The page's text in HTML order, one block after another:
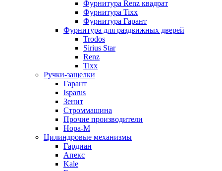
Фурнитура Renz квадрат
Фурнитура Tixx
Фурнитура Гарант
Фурнитура для раздвижных дверей
Trodos
Sirius Star
Renz
Tixx
Ручки-защелки
Гарант
Isparus
Зенит
Строммашина
Прочие производители
Нора-М
Цилиндровые механизмы
Гардиан
Апекс
Kale